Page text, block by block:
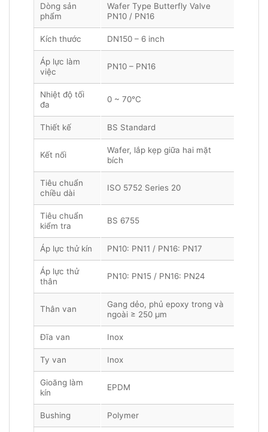
Dòng sản
phẩm
Wafer Type Butterfly Valve
PN10 / PN16
Kích thước DN150 – 6 inch
Áp lực làm
việc
PN10 – PN16
Nhiệt độ tối
đa
0 ~ 70°C
Thiết kế BS Standard
Kết nối
Wafer, lắp kẹp giữa hai mặt
bích
Tiêu chuẩn
chiều dài
ISO 5752 Series 20
Tiêu chuẩn
kiểm tra
BS 6755
Áp lực thử kín PN10: PN11 / PN16: PN17
Áp lực thử
thân
PN10: PN15 / PN16: PN24
Thân van
Gang dẻo, phủ epoxy trong và
ngoài ≥ 250 µm
Đĩa van Inox
Ty van Inox
Gioăng làm
kín
EPDM
Bushing Polymer